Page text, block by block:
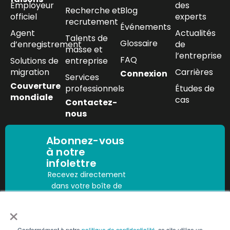
×
Employeur
officiel
Agent
d’enregistrement
Solutions de
migration
Couverture
mondiale
Recherche et
recrutement
Talents de
masse et
entreprise
Services
professionnels
Contactez-
nous
Blog
Événements
Glossaire
FAQ
Connexion
des
experts
Actualités
de
l’entreprise
Carrières
Études de
cas
Abonnez-vous
à notre
infolettre
Recevez directement
dans votre boîte de